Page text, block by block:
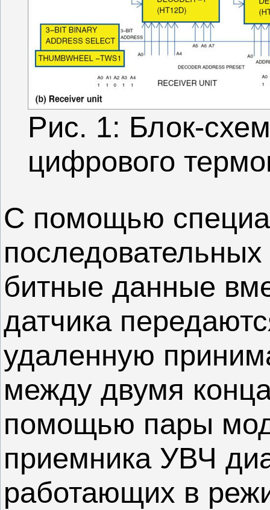
Рис. 1: Блок-
цифрового
С помощью
битные данные
датчика
удаленную
между двумя
помощью пары
приемника УВЧ
работающих в